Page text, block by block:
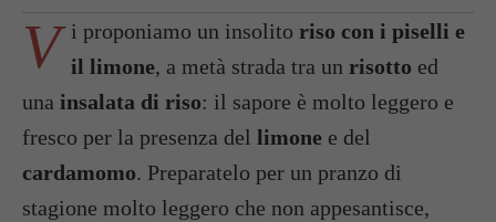
V i proponiamo un insolito riso con i piselli e
il limone, a metà strada tra un risotto ed
una insalata di riso: il sapore è molto leggero e
fresco per la presenza del limone e del
cardamomo. Preparatelo per un pranzo di
stagione molto leggero che non appesantisce,